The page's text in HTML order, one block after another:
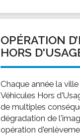
OPÉRATION
HORS
Chaque année la
Véhicules Hors
de multiples
dégradation de
opération